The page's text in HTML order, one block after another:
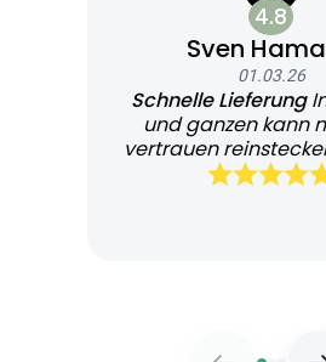
4.8
Sven
01.03.26
Schnelle Lieferung
und ganzen kann
vertrauen
und schnelle